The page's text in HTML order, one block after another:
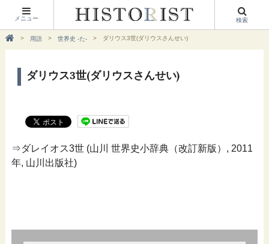
メニュー 検索
用語 世界史 -た- ダリウス3世(ダリウスさんせい)
ダリウス3世(ダリウスさんせい)
⇒ダレイオス3世 (山川 世界史小辞典（改訂新版）, 2011
年, 山川出版社)